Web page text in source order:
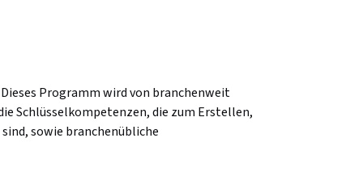
Programm wird von branchenweit
Schlüsselkompetenzen, die zum Erstellen,
sowie branchenübliche
die zur Unterstützung herausragender
werden.